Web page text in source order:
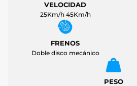
VELOCIDAD
25Km/h 45Km/h
FRENOS
Doble disco mecánico
PESO